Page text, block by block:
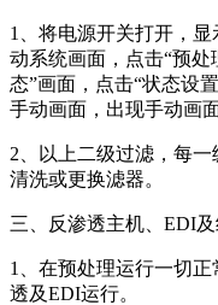
1、将电源开关打开，
动系统画面，点击“预处
态”画面，点击“状态设
手动画面，出现手动画
2、以上二级过滤，每
清洗或更换滤器。
三、反渗透主机、EDI
1、在预处理运行一切
透及EDI运行。